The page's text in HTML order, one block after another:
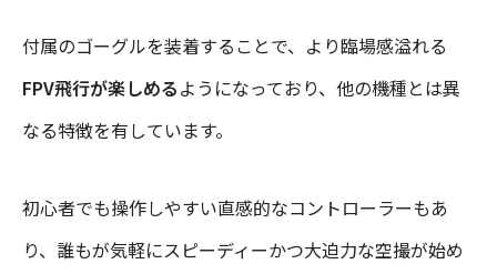
付属のゴーグルを装着することで、より臨場感溢れる
FPV飛行が楽しめるようになっており、他の機種とは異
なる特徴を有しています。
初心者でも操作しやすい直感的なコントローラーもあ
り、誰もが気軽にスピーディーかつ大迫力な空撮が始め